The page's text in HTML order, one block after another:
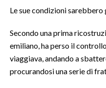
SARDEGNA TURISMO
SARDI NEL MONDO
Le sue condizioni sarebbero
Secondo una prima
emiliano, ha perso il
viaggiava, andando a
procurandosi una serie di